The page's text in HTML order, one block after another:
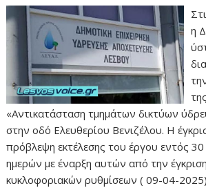
η
«Αντικατάσταση τμημάτων δικτύων
στην οδό Ελευθερίου Βενιζέλου. Η
πρόβλεψη εκτέλεσης του έργου εντός
ημερών με έναρξη αυτών από την
κυκλοφοριακών ρυθμίσεων ( 09-04-